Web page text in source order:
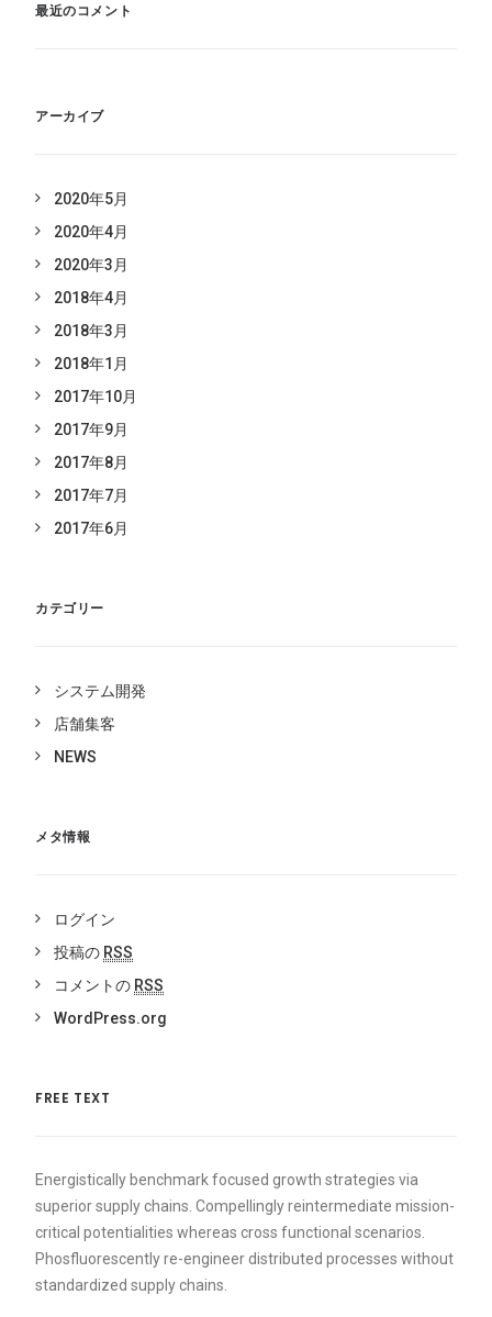
最近のコメント
アーカイブ
2020年5月
2020年4月
2020年3月
2018年4月
2018年3月
2018年1月
2017年10月
2017年9月
2017年8月
2017年7月
2017年6月
カテゴリー
システム開発
店舗集客
NEWS
メタ情報
ログイン
投稿の RSS
コメントの RSS
WordPress.org
FREE TEXT
Energistically benchmark focused growth strategies via
superior supply chains. Compellingly reintermediate mission-
critical potentialities whereas cross functional scenarios.
Phosfluorescently re-engineer distributed processes without
standardized supply chains.